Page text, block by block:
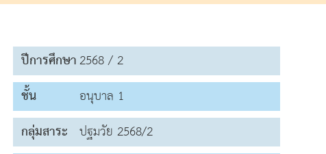
ปีการศึกษา2568 / 2
ชั้น
อนุบาล 1
กลุ่มสาระ ปฐมวัย 2568/2